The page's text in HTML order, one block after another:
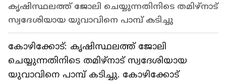
കൃഷിസ്ഥലത്ത് ജോലി ചെയ്യുന്നതിനിടെ തമിഴ്‌നാട്
സ്വദേശിയായ യുവാവിനെ പാമ്പ് കടിച്ചു
കോഴിക്കോട്: കൃഷിസ്ഥലത്ത് ജോലി
ചെയ്യുന്നതിനിടെ തമിഴ്‌നാട് സ്വദേശിയായ
യുവാവിനെ പാമ്പ് കടിച്ചു. കോഴിക്കോട്